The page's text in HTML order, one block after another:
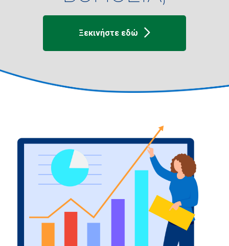
Ξεκινήστε εδώ